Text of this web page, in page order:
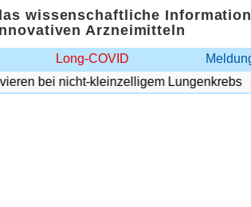
wissenschaftliche
Arzneimitteln
Long-COVID
bei nicht-kleinzelligem Lungenkrebs